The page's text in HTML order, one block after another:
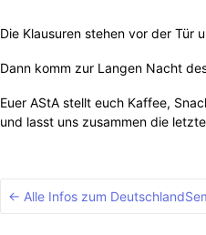
Die Klausuren stehen vor der Tür
Dann komm zur Langen Nacht
Euer AStA stellt euch Kaffee,
und lasst uns zusammen die
← Alle Infos zum